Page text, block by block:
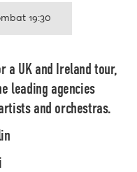
19:30
a UK and Ireland tour,
leading agencies
and orchestras.